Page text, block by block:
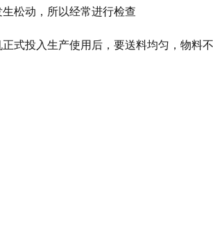
松动，所以经常进行检查
式投入生产使用后，要送料均匀，物料